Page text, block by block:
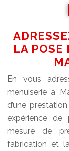
LA POSE
En vous
menuiserie à
d’une
expérience
mesure de
fabrication et